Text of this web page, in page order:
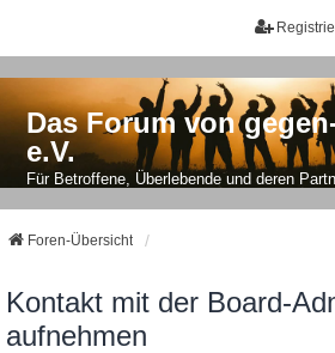
Das Forum von
e.V.
Für Betroffene, Überlebende und deren
Foren-Übersicht
Kontakt mit der Board-
aufnehmen